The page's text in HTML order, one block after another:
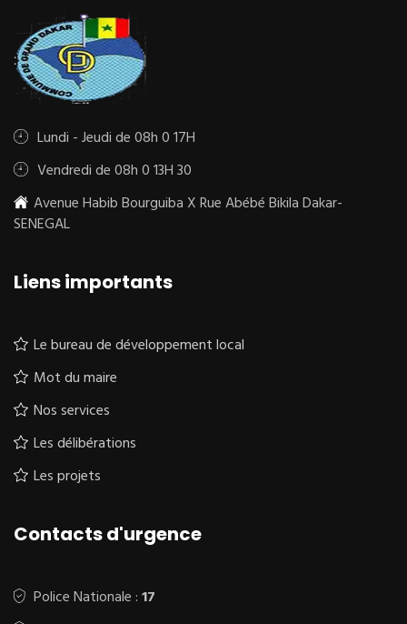
Lundi - Jeudi de 08h 0 17H
Vendredi de 08h 0 13H 30
Avenue Habib Bourguiba X Rue Abébé Bikila Dakar-
SENEGAL
Liens importants
Le bureau de développement local
Mot du maire
Nos services
Les délibérations
Les projets
Contacts d'urgence
Police Nationale :17